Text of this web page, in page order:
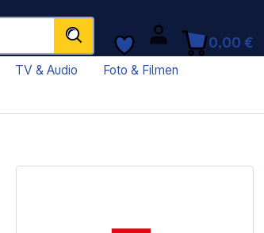
0,00 €
TV & Audio
Foto & Filmen